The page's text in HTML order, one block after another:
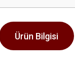
Ürün Bilgisi